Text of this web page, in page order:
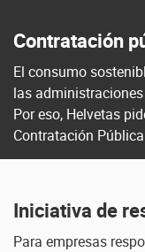
Contratación
El consumo
las
Por eso, Helvetas
Contratación
Iniciativa de
Para empresas